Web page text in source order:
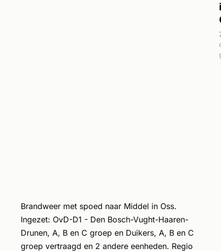
Brandweer met spoed naar Middel in Oss.
Ingezet: OvD-D1 - Den Bosch-Vught-Haaren-
Drunen, A, B en C groep en Duikers, A, B en C
groep vertraagd en 2 andere eenheden. Regio